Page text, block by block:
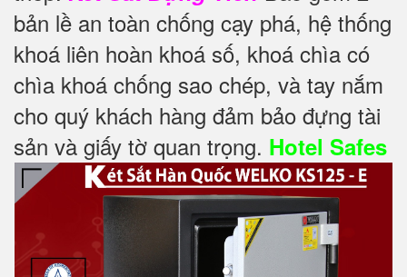
bản lề an toàn chống cạy phá, hệ thống
khoá liên hoàn khoá số, khoá chìa có
chìa khoá chống sao chép, và tay nắm
cho quý khách hàng đảm bảo đựng tài
sản và giấy tờ quan trọng. Hotel Safes